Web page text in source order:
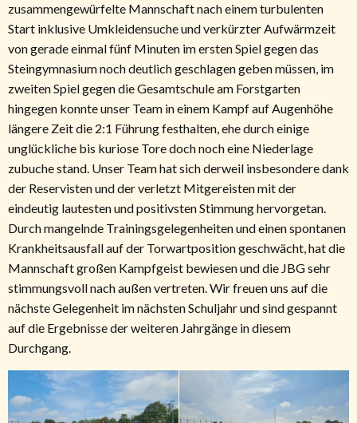
zusammengewürfelte Mannschaft nach einem turbulenten
Start inklusive Umkleidensuche und verkürzter Aufwärmzeit
von gerade einmal fünf Minuten im ersten Spiel gegen das
Steingymnasium noch deutlich geschlagen geben müssen, im
zweiten Spiel gegen die Gesamtschule am Forstgarten
hingegen konnte unser Team in einem Kampf auf Augenhöhe
längere Zeit die 2:1 Führung festhalten, ehe durch einige
unglückliche bis kuriose Tore doch noch eine Niederlage
zubuche stand. Unser Team hat sich derweil insbesondere dank
der Reservisten und der verletzt Mitgereisten mit der
eindeutig lautesten und positivsten Stimmung hervorgetan.
Durch mangelnde Trainingsgelegenheiten und einen spontanen
Krankheitsausfall auf der Torwartposition geschwächt, hat die
Mannschaft großen Kampfgeist bewiesen und die JBG sehr
stimmungsvoll nach außen vertreten. Wir freuen uns auf die
nächste Gelegenheit im nächsten Schuljahr und sind gespannt
auf die Ergebnisse der weiteren Jahrgänge in diesem
Durchgang.